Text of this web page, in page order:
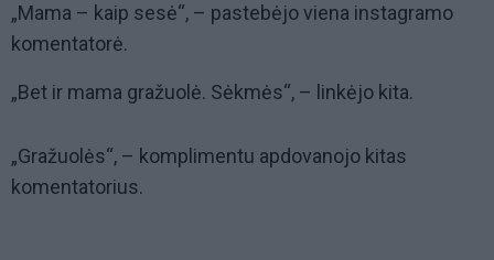
„Mama – kaip sesė“, – pastebėjo viena instagramo
komentatorė.
„Bet ir mama gražuolė. Sėkmės“, – linkėjo kita.
„Gražuolės“, – komplimentu apdovanojo kitas
komentatorius.